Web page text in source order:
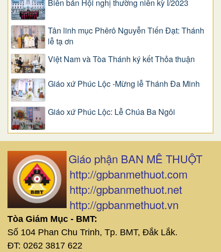
Biên bản Hội nghị thường niên kỳ I/2023
Tân linh mục Phêrô Nguyễn Tiến Đạt: Thánh
lễ tạ ơn
Việt Nam và Tòa Thánh ký kết Thỏa thuận
Giáo xứ Phúc Lộc -Mừng lễ Thánh Đa Minh
Giáo xứ Phúc Lộc: Lễ Chúa Ba Ngôi
Giáo phận BAN MÊ THUỘT
http://gpbanmethuot.com
http://gpbanmethuot.net
http://gpbanmethuot.vn
Tòa Giám Mục - BMT:
Số 104 Phan Chu Trinh, Tp. BMT, Đắk Lắk.
ĐT: 0262 3817 622